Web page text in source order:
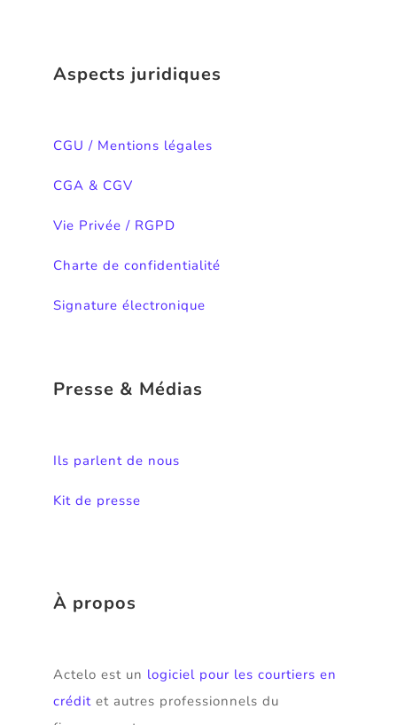
Aspects juridiques
CGU / Mentions légales
CGA & CGV
Vie Privée / RGPD
Charte de confidentialité
Signature électronique
Presse & Médias
Ils parlent de nous
Kit de presse
À propos
Actelo est un logiciel pour les courtiers en
crédit et autres professionnels du